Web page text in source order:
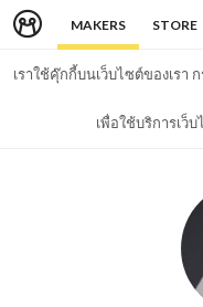
MAKERS STORE
เราใช้คุ๊กกี้บนเว็บไซต์ของเรา
เพื่อใช้บริการเว็